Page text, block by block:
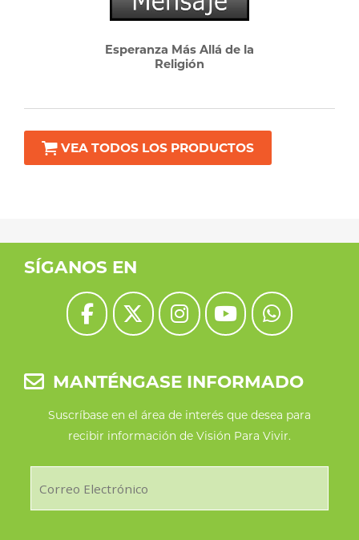
Esperanza Más Allá de la
Religión
tiene
múltiples
opciones
pueden
elegir
la
VEA TODOS LOS PRODUCTOS
SÍGANOS EN
MANTÉNGASE INFORMADO
Suscríbase en el área de interés que desea para
recibir información de Visión Para Vivir.